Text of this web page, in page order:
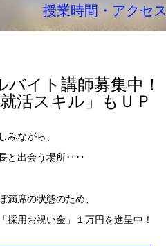
授業時間・アクセス
バイト講師募集中！
就活スキル」もＵＰ
みながら、
と出会う場所‥‥
満席の状態のため、
採用お祝い金」１万円を進呈中！